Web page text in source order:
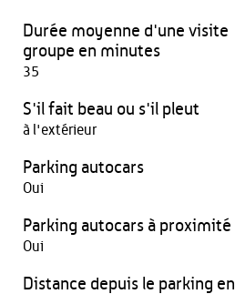
Durée moyenne d'une visite
groupe en minutes
35
S'il fait beau ou s'il pleut
à l'extérieur
Parking autocars
Oui
Parking autocars à proximité
Oui
Distance depuis le parking en